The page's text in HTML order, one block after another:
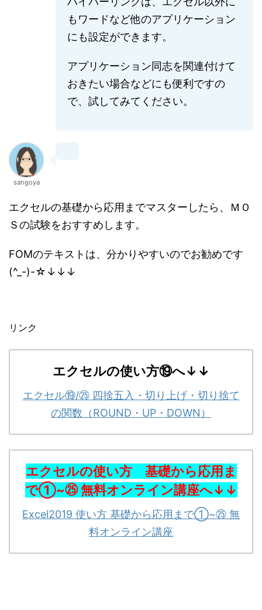
もワードなど他のアプリケーション
にも設定ができます。
アプリケーション同志を関連付けて
おきたい場合などにも便利ですの
で、試してみてください。
sangoya
エクセルの基礎から応用までマスターしたら、ＭＯ
Ｓの試験をおすすめします。
FOMのテキストは、分かりやすいのでお勧めです
(^_-)-☆↓↓↓
リンク
エクセルの使い方⑲へ↓↓
エクセル⑲/㉕ 四捨五入・切り上げ・切り捨て
の関数（ROUND・UP・DOWN）
エクセルの使い方 基礎から応用ま
で①~㉕ 無料オンライン講座へ↓↓
Excel2019 使い方 基礎から応用まで①~㉕ 無
料オンライン講座